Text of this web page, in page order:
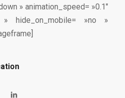
» animation_speed= »0.1″
» hide_on_mobile= »no »